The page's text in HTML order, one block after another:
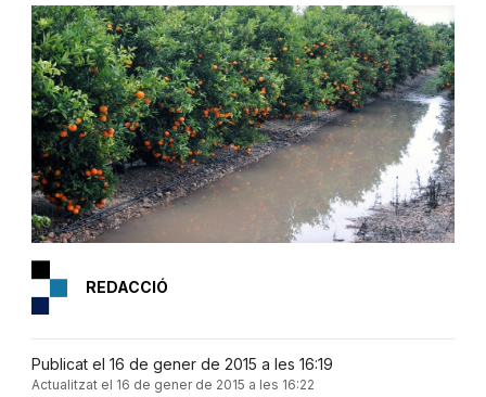
REDACCIÓ
Publicat el 16 de gener de 2015 a les 16:19
Actualitzat el 16 de gener de 2015 a les 16:22